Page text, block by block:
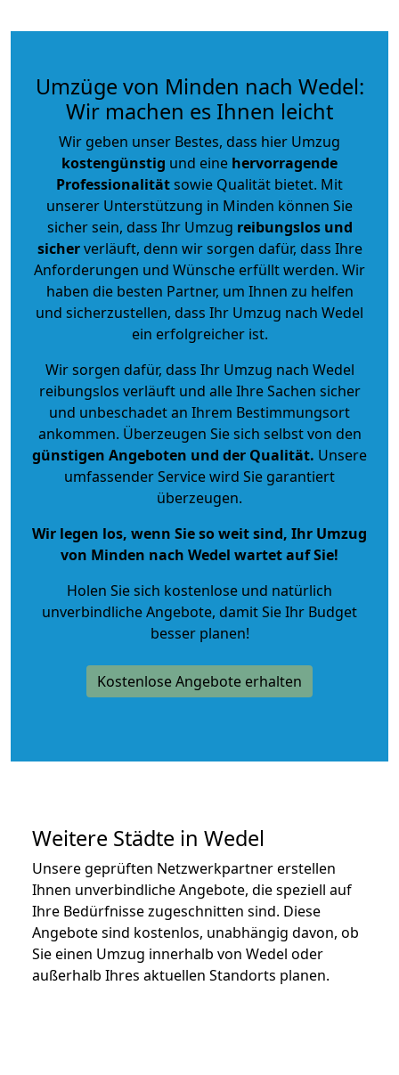
Umzüge von Minden nach Wedel:
Wir machen es Ihnen leicht
Wir geben unser Bestes, dass hier Umzug
kostengünstig und eine hervorragende
Professionalitätsowie Qualität bietet. Mit
unserer Unterstützung in Minden können Sie
sicher sein, dass Ihr Umzug reibungslos und
sicherverläuft, denn wir sorgen dafür, dass Ihre
Anforderungen und Wünsche erfüllt werden. Wir
haben die besten Partner, um Ihnen zu helfen
und sicherzustellen, dass Ihr Umzug nach Wedel
ein erfolgreicher ist.
Wir sorgen dafür, dass Ihr Umzug nach Wedel
reibungslos verläuft und alle Ihre Sachen sicher
und unbeschadet an Ihrem Bestimmungsort
ankommen. Überzeugen Sie sich selbst von den
günstigen Angeboten und der Qualität. Unsere
umfassender Service wird Sie garantiert
überzeugen.
Wir legen los, wenn Sie so weit sind, Ihr Umzug
von Minden nach Wedel wartet auf Sie!
Holen Sie sich kostenlose und natürlich
unverbindliche Angebote, damit Sie Ihr Budget
besser planen!
Kostenlose Angebote erhalten
Weitere Städte in Wedel
Unsere geprüften Netzwerkpartner erstellen
Ihnen unverbindliche Angebote, die speziell auf
Ihre Bedürfnisse zugeschnitten sind. Diese
Angebote sind kostenlos, unabhängig davon, ob
Sie einen Umzug innerhalb von Wedel oder
außerhalb Ihres aktuellen Standorts planen.